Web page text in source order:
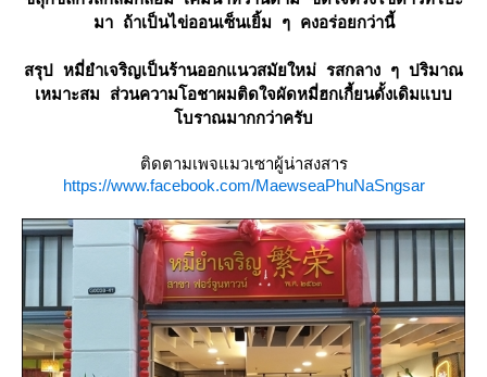
มา ถ้าเป็นไข่ออนเซ็นเยิ้ม ๆ คงอร่อยกว่านี้
สรุป หมี่ยำเจริญเป็นร้านออกแนวสมัยใหม่ รสกลาง ๆ ปริมาณ
เหมาะสม ส่วนความโอชาผมติดใจผัดหมี่ฮกเกี้ยนดั้งเดิมแบบ
บราณมากกว่าครับ
ติดตามเพจแมวเซาผู้น่าสงสาร
https://www.facebook.com/MaewseaPhuNaSngsar